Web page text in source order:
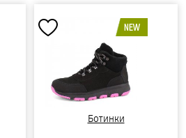
NEW
Ботинки